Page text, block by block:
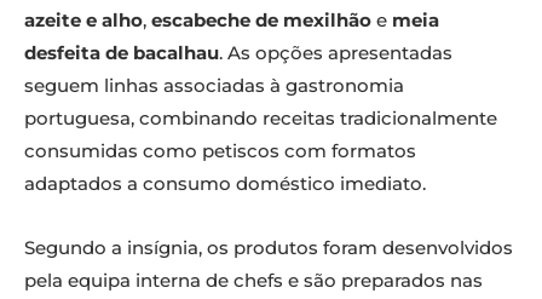
azeite e alho, escabeche de mexilhão e meia
desfeita de bacalhau. As opções apresentadas
seguem linhas associadas à gastronomia
portuguesa, combinando receitas tradicionalmente
consumidas como petiscos com formatos
adaptados a consumo doméstico imediato.
Segundo a insígnia, os produtos foram desenvolvidos
pela equipa interna de chefs e são preparados nas